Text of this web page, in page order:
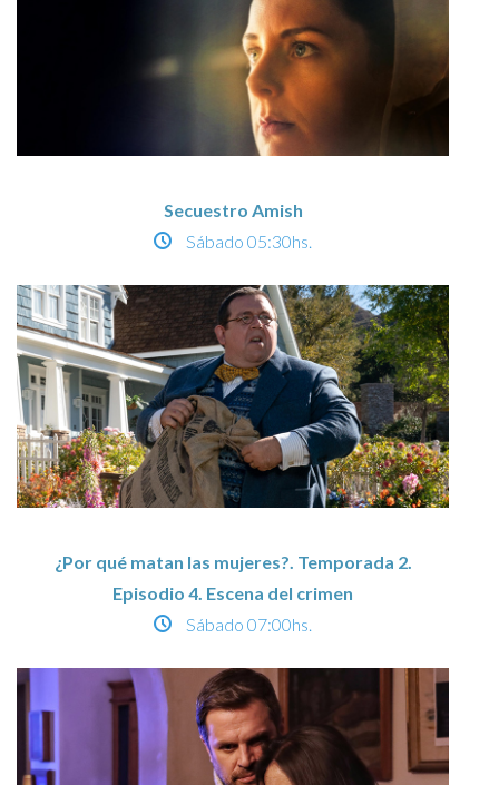
Secuestro Amish
Sábado 05:30hs.
¿Por qué matan las mujeres?. Temporada 2.
Episodio 4. Escena del crimen
Sábado 07:00hs.